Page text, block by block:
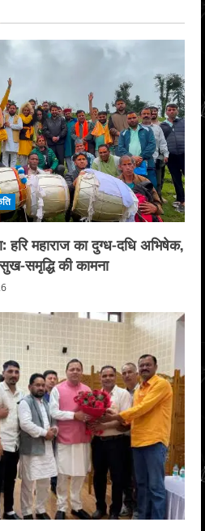
हरि महाराज का दुग्ध-दधि अभिषेक,
समृद्धि की कामना